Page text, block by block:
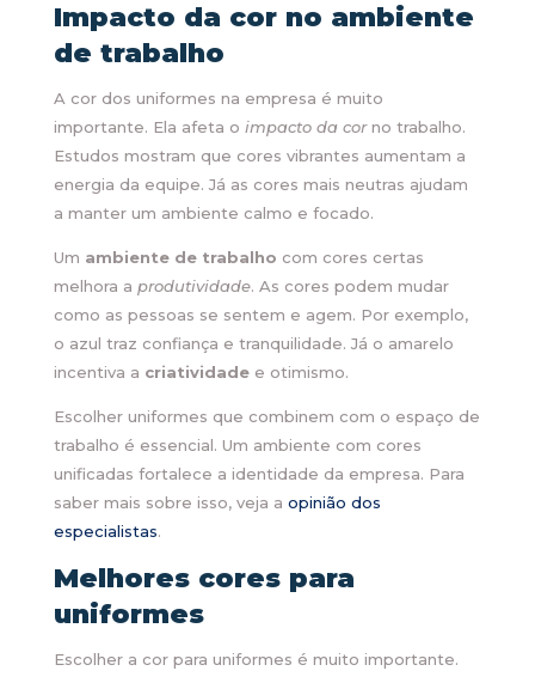
Impacto da cor no ambiente
de trabalho
A cor dos uniformes na empresa é muito
importante. Ela afeta o impacto da corno trabalho.
Estudos mostram que cores vibrantes aumentam a
energia da equipe. Já as cores mais neutras ajudam
a manter um ambiente calmo e focado.
Um ambiente de trabalho com cores certas
melhora a produtividade. As cores podem mudar
como as pessoas se sentem e agem. Por exemplo,
o azul traz confiança e tranquilidade. Já o amarelo
incentiva a criatividadee otimismo.
Escolher uniformes que combinem com o espaço de
trabalho é essencial. Um ambiente com cores
unificadas fortalece a identidade da empresa. Para
saber mais sobre isso, veja a opinião dos
especialistas.
Melhores cores para
uniformes
Escolher a cor para uniformes é muito importante.